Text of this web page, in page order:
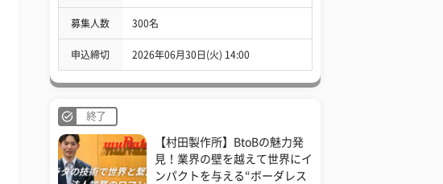
募集人数 300名
申込締切 2026年06月30日(火) 14:00
終了
【村田製作所】BtoBの魅力発
見！業界の壁を越えて世界にイ
ンパクトを与える“ボーダレス